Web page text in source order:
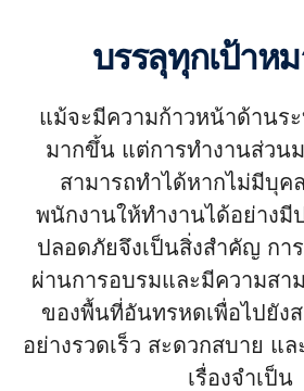
บรรลุทุกเป้าห
แม้จะมีความก้าวหน้าด้านร
มากขึ้น แต่การทำงานส่วน
สามารถทำได้หากไม่มีบุค
พนักงานให้ทำงานได้อย่างมี
ปลอดภัยจึงเป็นสิ่งสำคัญ กา
ผ่านการอบรมและมีความสา
ของพื้นที่อันทรหดเพื่อไปยัง
อย่างรวดเร็ว สะดวกสบาย แ
เรื่องจำเป็น